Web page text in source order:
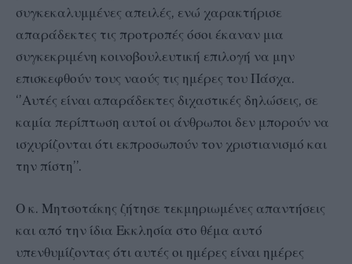
συγκεκαλυμμένες απειλές, ενώ χαρακτήρισε
απαράδεκτες τις προτροπές όσοι έκαναν μια
συγκεκριμένη κοινοβουλευτική επιλογή να μην
επισκεφθούν τους ναούς τις ημέρες του Πάσχα.
‘’Αυτές είναι απαράδεκτες διχαστικές δηλώσεις, σε
καμία περίπτωση αυτοί οι άνθρωποι δεν μπορούν να
ισχυρίζονται ότι εκπροσωπούν τον χριστιανισμό και
την πίστη’’.
Ο κ. Μητσοτάκης ζήτησε τεκμηριωμένες απαντήσεις
και από την ίδια Εκκλησία στο θέμα αυτό
υπενθυμίζοντας ότι αυτές οι ημέρες είναι ημέρες